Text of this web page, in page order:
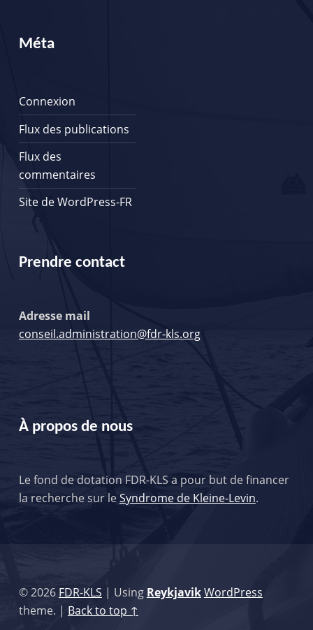
Méta
Connexion
Flux des publications
Flux des
commentaires
Site de WordPress-FR
Prendre contact
Adresse mail
conseil.administration@fdr-kls.org
À propos de nous
Le fond de dotation FDR-KLS a pour but de financer
la recherche sur leSyndrome de Kleine-Levin.
© 2026 FDR-KLS | Using ReykjavikWordPress
theme. | Back to top ↑